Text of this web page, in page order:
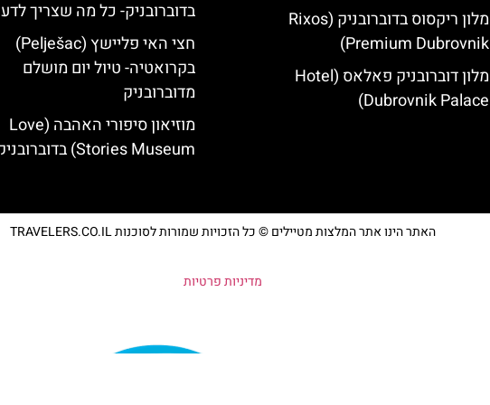
מלון ריקסוס בדוברובניק (Rixos
Premium Dubrovnik)
מלון דוברובניק פאלאס (Hotel
Dubrovnik Palace)
בדוברובניק- כל מה שצריך
חצי האי פליישץ (Pelješac)
בקרואטיה- טיול יום מושלם
מדוברובניק
מוזיאון סיפורי האהבה (Love
Stories Museum) בדוברובניק
האתר הינו אתר המלצות מטיילים © כל הזכויות שמורות לסוכנות TRAVELERS.CO.IL
מדיניות פרטיות